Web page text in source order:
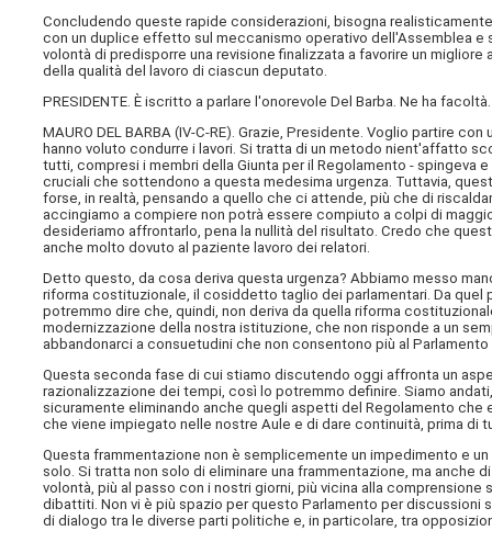
Concludendo queste rapide considerazioni, bisogna
con un duplice effetto sul meccanismo operativo dell'Assemblea e
volontà di predisporre una revisione finalizzata a favorire un
della qualità del lavoro di ciascun deputato.
PRESIDENTE. È iscritto a parlare l'onorevole Del Barba. Ne ha facoltà.
MAURO DEL BARBA (IV-C-RE). Grazie, Presidente. Voglio partire
hanno voluto condurre i lavori. Si tratta di un metodo nient'affatto
tutti, compresi i membri della Giunta per il Regolamento -
cruciali che sottendono a questa medesima urgenza. Tuttavia,
forse, in realtà, pensando a quello che ci attende, più che di
accingiamo a compiere non potrà essere compiuto a colpi di
desideriamo affrontarlo, pena la nullità del risultato. Credo che
anche molto dovuto al paziente lavoro dei relatori.
Detto questo, da cosa deriva questa urgenza? Abbiamo messo
riforma costituzionale, il cosiddetto taglio dei parlamentari. Da
potremmo dire che, quindi, non deriva da quella riforma
modernizzazione della nostra istituzione, che non risponde a un
abbandonarci a consuetudini che non consentono più al
Questa seconda fase di cui stiamo discutendo oggi affronta un
razionalizzazione dei tempi, così lo potremmo definire. Siamo
sicuramente eliminando anche quegli aspetti del Regolamento
che viene impiegato nelle nostre Aule e di dare continuità, prima
Questa frammentazione non è semplicemente un impedimento e
solo. Si tratta non solo di eliminare una frammentazione, ma
volontà, più al passo con i nostri giorni, più vicina alla
dibattiti. Non vi è più spazio per questo Parlamento per
di dialogo tra le diverse parti politiche e, in particolare, tra